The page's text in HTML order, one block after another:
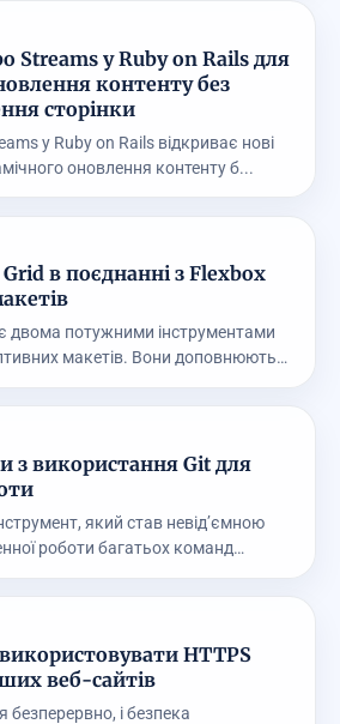
Streams у Ruby on Rails для
контенту без
сторінки
у Ruby on Rails відкриває нові
оновлення контенту б...
в поєднанні з Flexbox
двома потужними інструментами
макетів. Вони доповнюють
з використання Git для
який став невід’ємною
роботи багатьох команд
HTTPS
веб-сайтів
безперервно, і безпека